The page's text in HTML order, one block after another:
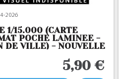
2026
1/15.000 (CARTE
POCHE LAMINEE -
DE VILLE) - NOUVELLE
5,90 €